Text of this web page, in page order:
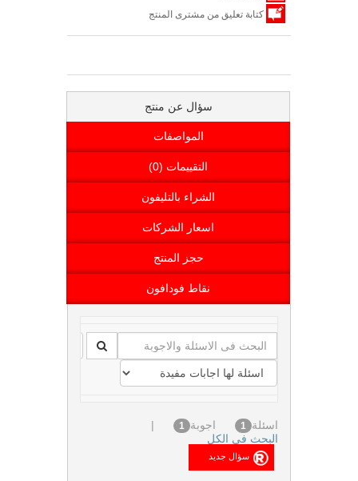
كتابة تعليق من مشترى المنتج
سؤال عن منتج
المواصفات
التقييمات (0)
الشراء بالتليفون
اسعار الشركات
حجز المنتج
نقاط فودافون
اسئلة 1 اجوبة 1
|
البحث فى الكل